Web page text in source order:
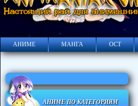
АНИМЕ МАНГА ОСТ
АНИМЕ ПО КАТЕГОРИЯМ